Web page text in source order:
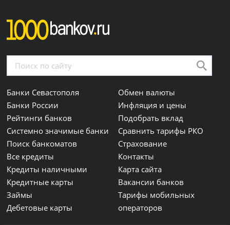
Банки Севастополя
Банки России
Рейтинги банков
Системно значимые банки
Поиск банкоматов
Все кредиты
Кредиты наличными
Кредитные карты
Займы
Дебетовые карты
Обмен валюты
Инфляция и цены
Подобрать вклад
Сравнить тарифы РКО
Страхование
Контакты
Карта сайта
Вакансии банков
Тарифы мобильных
операторов